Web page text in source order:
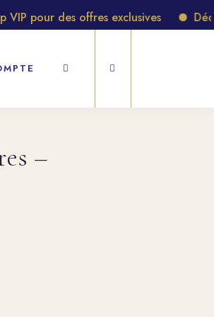
pour des offres exclusives
–